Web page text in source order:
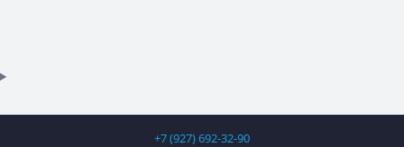
+7 (927) 692-32-90